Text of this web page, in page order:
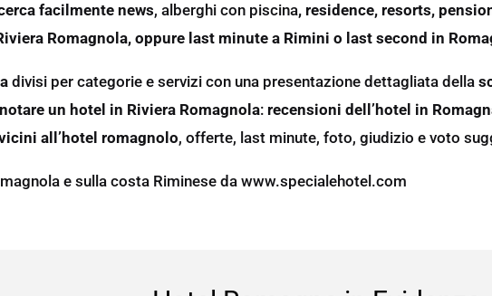
facilmente news, alberghi con piscina, residence, resorts,
Romagnola, oppure last minute a Rimini o last second in
divisi per categorie e servizi con una presentazione dettagliata della
un hotel in Riviera Romagnola: recensioni dell’hotel in
all’hotel romagnolo, offerte, last minute, foto, giudizio e voto
e sulla costa Riminese da www.specialehotel.com